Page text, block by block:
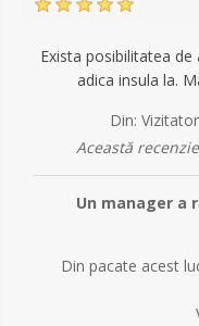
Exista posibilitatea
adica insula la.
Din: Vizitator
Această
Un manager a
Din pacate acest